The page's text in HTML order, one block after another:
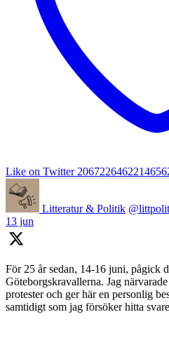
Like on Twitter
Litteratur & Politik
13 jun
För 25 år sedan, 14-16 juni, pågick
Göteborgskravallerna. Jag
protester och ger här en personlig
samtidigt som jag försöker hitta